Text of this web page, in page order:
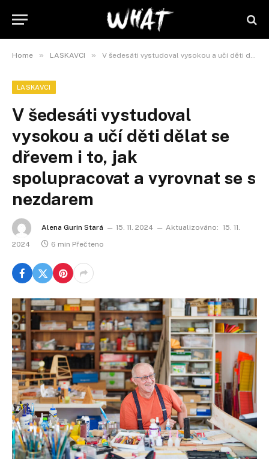
Home » LASKAVCI » V šedesáti vystudoval vysokou a učí děti dělat se dřevem i to, jak spolupracovat a vyrovnat se s nezdarem
LASKAVCI
V šedesáti vystudoval
vysokou a učí děti dělat se
dřevem i to, jak
spolupracovat a vyrovnat se s
nezdarem
Alena Gurin Stará 15. 11. 2024 Aktualizováno: 15. 11.
2024
6 min Přečteno